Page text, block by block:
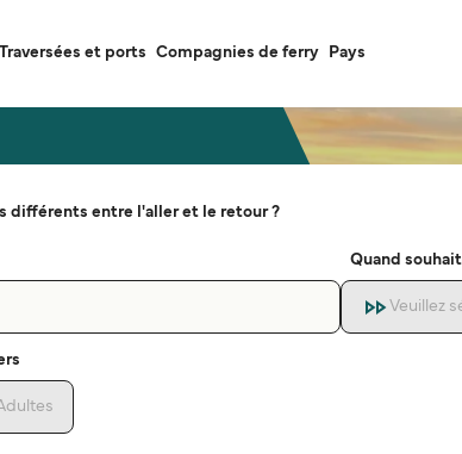
Traversées et ports Compagnies de ferry Pays
différents entre l'aller et le retour ?
Quand
Veuillez